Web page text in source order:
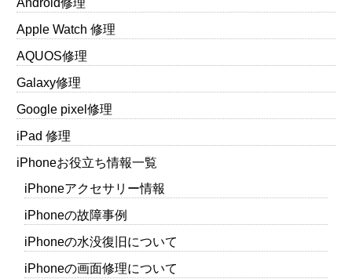
Android修理
Apple Watch 修理
AQUOS修理
Galaxy修理
Google pixel修理
iPad 修理
iPhoneお役立ち情報一覧
iPhoneアクセサリー情報
iPhoneの故障事例
iPhoneの水没復旧について
iPhoneの画面修理について